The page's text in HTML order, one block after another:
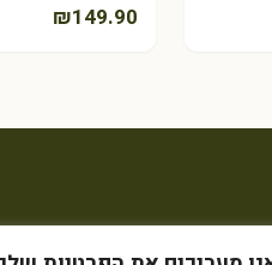
₪149.90